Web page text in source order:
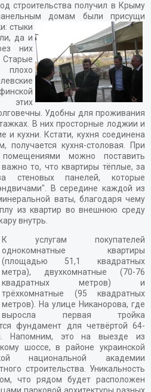
строительства получил в Крыму
домам были присущи
стыки
да и
них
этих
Удобны для проживания
В них просторные лоджии и
и кухни. Кстати, кухня соединена
кухня-столовая. При
можно поставить
то, что квартиры тёплые, за
стеновых панелей, которые
В середине каждой из
ваты, благодаря чему
из квартир во внешнюю среду
внутрь.
К услугам покупателей
однокомнатные квартиры
(площадью 51,1 квадратных
метра), двухкомнатные (70-76
квадратных метров) и
трёхкомнатные (95 квадратных
метров). На улице Никанорова, где
выросла первая тройка
фундамент для четвёртой 64-
Напомним, это на выезде из
шоссе, в районе украинской
национальной академии
строительства. Уникальность
что рядом будет расположен